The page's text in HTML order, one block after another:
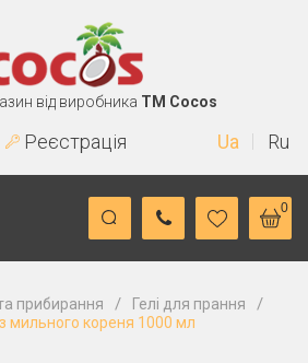
від виробника TM Cocos
Реєстрація Ua Ru
0
прибирання / Гелі для прання /
мильного кореня 1000 мл